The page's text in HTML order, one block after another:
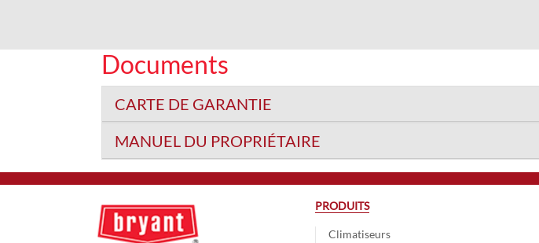
Documents
CARTE DE GARANTIE
MANUEL DU PROPRIÉTAIRE
PRODUITS
Climatiseurs